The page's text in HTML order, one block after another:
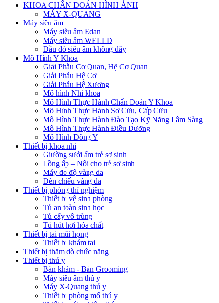
KHOA CHẨN ĐOÁN HÌNH ẢNH
MÁY X-QUANG
Máy siêu âm
Máy siêu âm Edan
Máy siêu âm WELLD
Đầu dò siêu âm không dây
Mô Hình Y Khoa
Giải Phẫu Cơ Quan, Hệ Cơ Quan
Giải Phẫu Hệ Cơ
Giải Phẫu Hệ Xương
Mô hình Nhi khoa
Mô Hình Thực Hành Chẩn Đoán Y Khoa
Mô Hình Thực Hành Sơ Cứu, Cấp Cứu
Mô Hình Thực Hành Đào Tạo Kỹ Năng Lâm Sàng
Mô Hình Thực Hành Điều Dưỡng
Mô Hình Đông Y
Thiết bị khoa nhi
Giường sưởi ấm trẻ sơ sinh
Lồng ấp – Nôi cho trẻ sơ sinh
Máy đo độ vàng da
Đèn chiếu vàng da
Thiết bị phòng thí nghiệm
Thiết bị vệ sinh phòng
Tủ an toàn sinh học
Tủ cấy vô trùng
Tủ hút hơi hóa chất
Thiết bị tai mũi họng
Thiết bị khám tai
Thiết bị thăm dò chức năng
Thiết bị thú y
Bàn khám - Bàn Grooming
Máy siêu âm thú y
Máy X-Quang thú y
Thiết bị phòng mổ thú y